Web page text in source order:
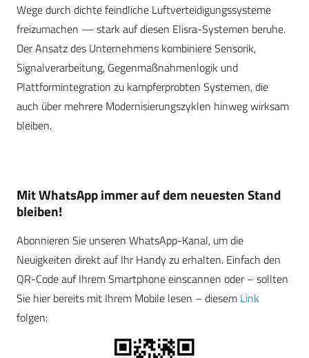
Wege durch dichte feindliche Luftverteidigungssysteme
freizumachen — stark auf diesen Elisra-Systemen beruhe.
Der Ansatz des Unternehmens kombiniere Sensorik,
Signalverarbeitung, Gegenmaßnahmenlogik und
Plattformintegration zu kampferprobten Systemen, die
auch über mehrere Modernisierungszyklen hinweg wirksam
bleiben.
Mit WhatsApp immer auf dem neuesten Stand
bleiben!
Abonnieren Sie unseren WhatsApp-Kanal, um die
Neuigkeiten direkt auf Ihr Handy zu erhalten. Einfach den
QR-Code auf Ihrem Smartphone einscannen oder – sollten
Sie hier bereits mit Ihrem Mobile lesen – diesem Link
folgen: